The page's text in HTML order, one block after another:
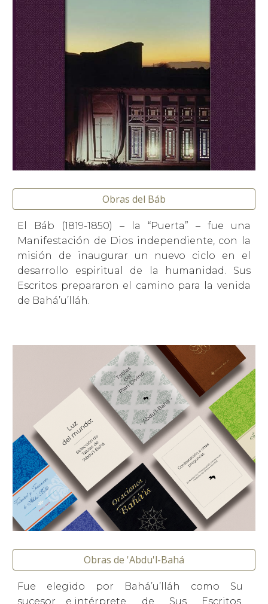
Obras del Báb
El Báb (1819-1850) – la “Puerta” – fue una
Manifestación de Dios independiente, con la
misión de inaugurar un nuevo ciclo en el
desarrollo espiritual de la humanidad. Sus
Escritos prepararon el camino para la venida
de Bahá’u’lláh.
Obras de 'Abdu'l-Bahá
Fue elegido por Bahá’u’lláh como Su
sucesor e intérprete de Sus Escritos.